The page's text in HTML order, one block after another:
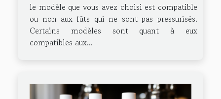
le modèle que vous avez choisi est compatible
ou non aux fûts qui ne sont pas pressurisés.
Certains modèles sont quant à eux
compatibles aux...